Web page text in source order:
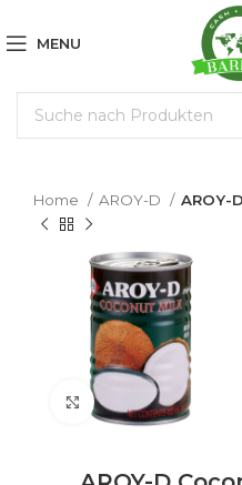
MENU
Home AROY-D AROY-
Click to enlarge